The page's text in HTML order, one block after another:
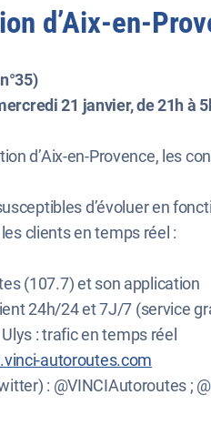
d’Aix-en-
21 janvier, de 21h à
d’Aix-en-Provence, les
d’évoluer en
clients en temps réel :
(107.7) et son application
24h/24 et 7J/7 (service
: trafic en temps réel
autoroutes.com
: @VINCIAutoroutes ;